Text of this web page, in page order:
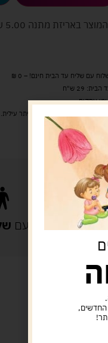
באריזת מתנה 5.00 ש"ח
29 ש"ח
משלוח עם
החדשים,